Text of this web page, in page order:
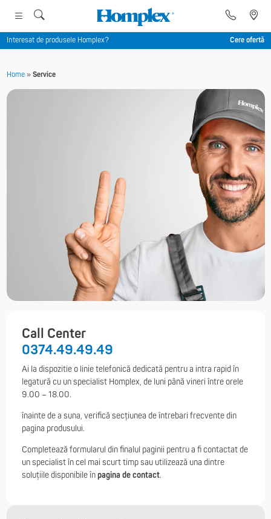
Interesat de produsele Homplex? Cere ofertă
Home» Service
Call Center
0374.49.49.49
Ai la dispozitie o linie telefonică dedicată pentru a intra rapid în
legatură cu un specialist Homplex, de luni până vineri între orele
9.00 – 18.00.
înainte de a suna, verifică secțiunea de întrebari frecvente din
pagina produsului.
Completează formularul din finalul paginii pentru a fi contactat de
un specialist în cel mai scurt timp sau utilizează una dintre
soluțiile disponibile în pagina de contact.